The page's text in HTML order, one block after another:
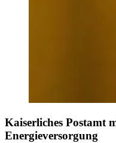
Kaiserliches Postamt
Energieversorgung